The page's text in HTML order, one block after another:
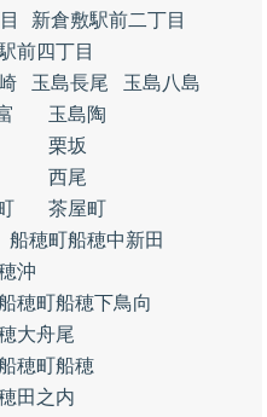
新倉敷駅前二丁目
前四丁目
玉島長尾
玉島八島
玉島陶
栗坂
西尾
茶屋町
船穂町船穂中新田
沖
穂町船穂下鳥向
大舟尾
穂町船穂
田之内